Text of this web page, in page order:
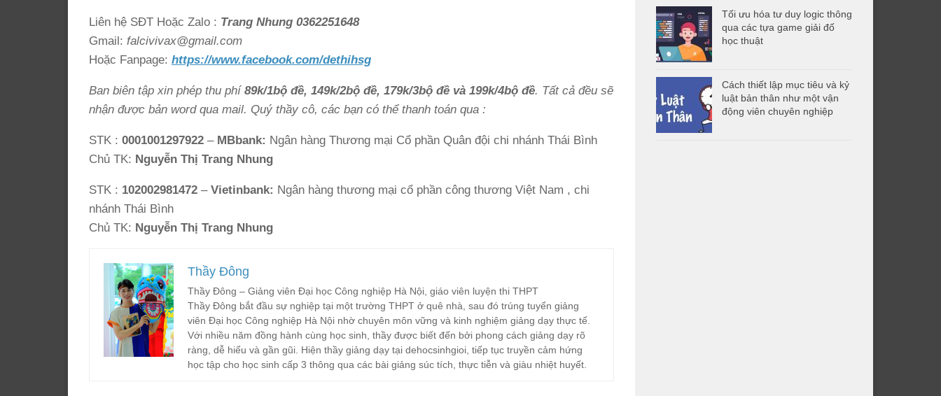
Liên hệ SĐT Hoặc Zalo : Trang Nhung 0362251648
Gmail: falcivivax@gmail.com
Hoặc Fanpage: https://www.facebook.com/dethihsg
Ban biên tập xin phép thu phí 89k/1bộ đề, 149k/2bộ đề, 179k/3bộ đề và 199k/4bộ đề. Tất cả đều sẽ
nhận được bản word qua mail. Quý thầy cô, các bạn có thể thanh toán qua :
STK : 0001001297922 – MBbank: Ngân hàng Thương mại Cổ phần Quân đội chi nhánh Thái Bình
Chủ TK: Nguyễn Thị Trang Nhung
STK : 102002981472 – Vietinbank: Ngân hàng thương mại cổ phần công thương Việt Nam , chi
nhánh Thái Bình
Chủ TK: Nguyễn Thị Trang Nhung
Thầy Đông
Thầy Đông – Giảng viên Đại học Công nghiệp Hà Nội, giáo viên luyện thi THPT
Thầy Đông bắt đầu sự nghiệp tại một trường THPT ở quê nhà, sau đó trúng tuyển giảng
viên Đại học Công nghiệp Hà Nội nhờ chuyên môn vững và kinh nghiệm giảng dạy thực tế.
Với nhiều năm đồng hành cùng học sinh, thầy được biết đến bởi phong cách giảng dạy rõ
ràng, dễ hiểu và gần gũi. Hiện thầy giảng dạy tại dehocsinhgioi, tiếp tục truyền cảm hứng
học tập cho học sinh cấp 3 thông qua các bài giảng súc tích, thực tiễn và giàu nhiệt huyết.
Tối ưu hóa tư duy logic thông
qua các tựa game giải đố
học thuật
Cách thiết lập mục tiêu và kỷ
luật bản thân như một vận
động viên chuyên nghiệp